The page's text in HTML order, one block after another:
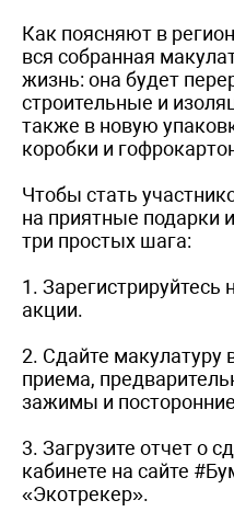
Как поясняют в
вся собранная
жизнь: она будет
строительные и
также в новую
коробки и
Чтобы стать
на приятные подарки
три простых шага:
1.
акции.
2. Сдайте макулатуру
приема,
зажимы и
3. Загрузите отчет о
кабинете на сайте
«Экотрекер».